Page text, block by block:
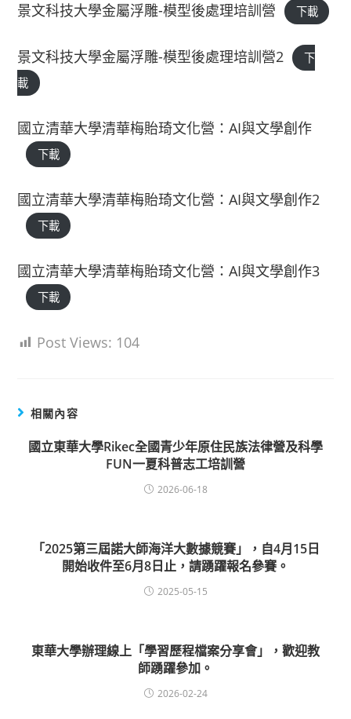
景文科技大學金屬浮雕-模型後處理培訓營 下載
景文科技大學金屬浮雕-模型後處理培訓營2
下
載
國立清華大學清華梅貽琦文化營：AI與文學創作
下載
國立清華大學清華梅貽琦文化營：AI與文學創作2
下載
國立清華大學清華梅貽琦文化營：AI與文學創作3
下載
Post Views: 104
相關內容
國立東華大學Rikec全國青少年原住民族法律營及科學
FUN一夏科普志工培訓營
2026-06-18
「2025第三屆諾大師海洋大數據競賽」，自4月15日
開始收件至6月8日止，請踴躍報名參賽。
2025-05-15
東華大學辦理線上「學習歷程檔案分享會」，歡迎教
師踴躍參加。
2026-02-24